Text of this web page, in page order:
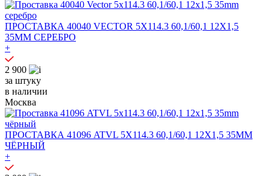
ПРОСТАВКА 40040 VECTOR 5X114.3 60,1/60,1 12X1,5
35MM СЕРЕБРО
+
2 900
за штуку
в наличии
Москва
ПРОСТАВКА 41096 ATVL 5X114.3 60,1/60,1 12X1,5 35MM
ЧЁРНЫЙ
+